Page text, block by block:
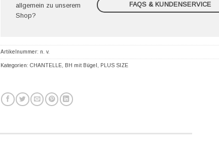
allgemein zu unserem
Shop?
FAQS & KUNDENSERVICE
Artikelnummer: n. v.
Kategorien: CHANTELLE BH mit Bügel PLUS SIZE